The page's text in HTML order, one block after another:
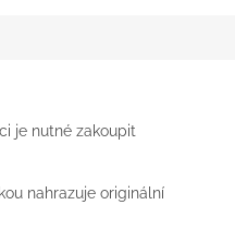
je nutné zakoupit
nahrazuje originální